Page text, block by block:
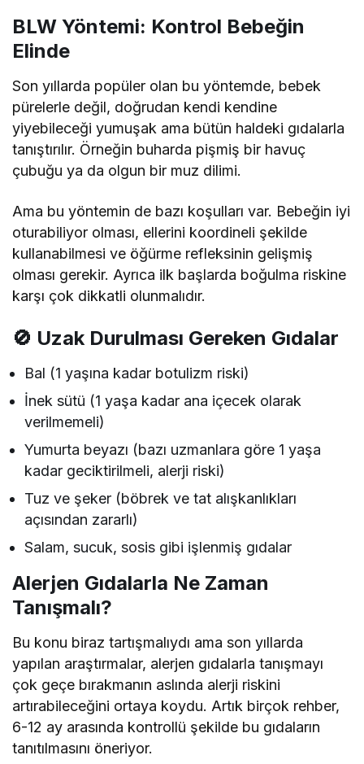
BLW Yöntemi: Kontrol Bebeğin
Elinde
Son yıllarda popüler olan bu yöntemde, bebek
pürelerle değil, doğrudan kendi kendine
yiyebileceği yumuşak ama bütün haldeki gıdalarla
tanıştırılır. Örneğin buharda pişmiş bir havuç
çubuğu ya da olgun bir muz dilimi.
Ama bu yöntemin de bazı koşulları var. Bebeğin iyi
oturabiliyor olması, ellerini koordineli şekilde
kullanabilmesi ve öğürme refleksinin gelişmiş
olması gerekir. Ayrıca ilk başlarda boğulma riskine
karşı çok dikkatli olunmalıdır.
🚫 Uzak Durulması Gereken Gıdalar
Bal (1 yaşına kadar botulizm riski)
İnek sütü (1 yaşa kadar ana içecek olarak
verilmemeli)
Yumurta beyazı (bazı uzmanlara göre 1 yaşa
kadar geciktirilmeli, alerji riski)
Tuz ve şeker (böbrek ve tat alışkanlıkları
açısından zararlı)
Salam, sucuk, sosis gibi işlenmiş gıdalar
Alerjen Gıdalarla Ne Zaman
Tanışmalı?
Bu konu biraz tartışmalıydı ama son yıllarda
yapılan araştırmalar, alerjen gıdalarla tanışmayı
çok geçe bırakmanın aslında alerji riskini
artırabileceğini ortaya koydu. Artık birçok rehber,
6-12 ay arasında kontrollü şekilde bu gıdaların
tanıtılmasını öneriyor.